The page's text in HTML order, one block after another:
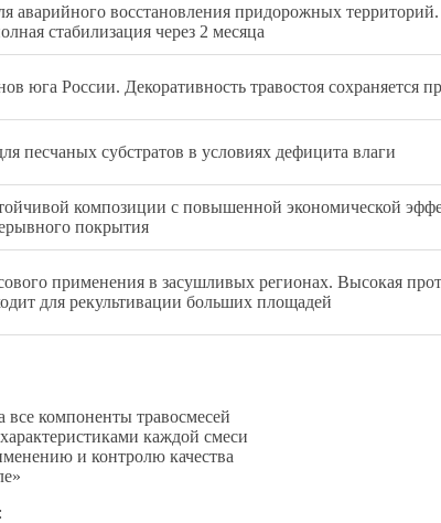
аварийного восстановления придорожных
стабилизация через 2 месяца
юга России. Декоративность травостоя сохраняется
песчаных субстратов в условиях дефицита влаги
композиции с повышенной экономической
покрытия
применения в засушливых регионах. Высокая
для рекультивации больших площадей
компоненты травосмесей
каждой смеси
и контролю качества